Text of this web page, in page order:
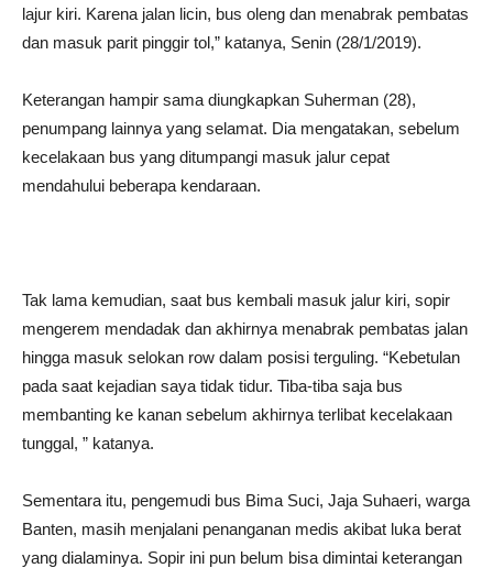
lajur kiri. Karena jalan licin, bus oleng dan menabrak pembatas
dan masuk parit pinggir tol,” katanya, Senin (28/1/2019).
Keterangan hampir sama diungkapkan Suherman (28),
penumpang lainnya yang selamat. Dia mengatakan, sebelum
kecelakaan bus yang ditumpangi masuk jalur cepat
mendahului beberapa kendaraan.
Tak lama kemudian, saat bus kembali masuk jalur kiri, sopir
mengerem mendadak dan akhirnya menabrak pembatas jalan
hingga masuk selokan row dalam posisi terguling. “Kebetulan
pada saat kejadian saya tidak tidur. Tiba-tiba saja bus
membanting ke kanan sebelum akhirnya terlibat kecelakaan
tunggal, ” katanya.
Sementara itu, pengemudi bus Bima Suci, Jaja Suhaeri, warga
Banten, masih menjalani penanganan medis akibat luka berat
yang dialaminya. Sopir ini pun belum bisa dimintai keterangan